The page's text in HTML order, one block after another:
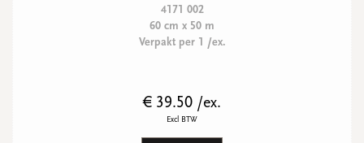
4171 002
60 cm x 50 m
Verpakt per 1 /ex.
€ 39.50 /ex.
Excl BTW